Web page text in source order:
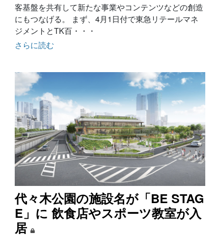
客基盤を共有して新たな事業やコンテンツなどの創造
にもつなげる。 まず、4月1日付で東急リテールマネ
ジメントとTK百・・・
さらに読む
代々木公園の施設名が「BE STAG
E」に 飲食店やスポーツ教室が入
居